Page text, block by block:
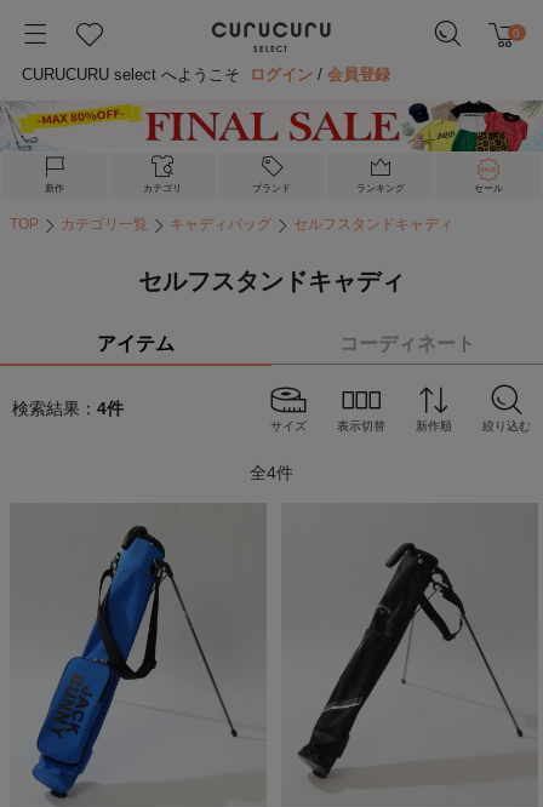
0
CURUCURU select へようこそ ログイン /会員登録
新作 カテゴリ ブランド ランキング セール
TOP カテゴリ一覧 キャディバッグ セルフスタンドキャディ
セルフスタンドキャディ
アイテム コーディネート
検索結果： 4件
サイズ 表示切替 新作順 絞り込む
全4件